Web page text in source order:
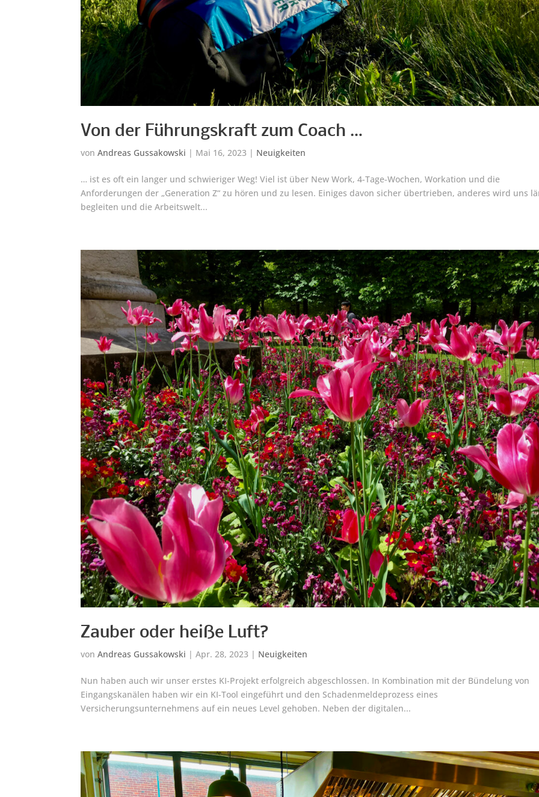
Von der Führungskraft zum Coach …
vonAndreas Gussakowski | Mai 16, 2023 | Neuigkeiten
… ist es oft ein langer und schwieriger Weg! Viel ist über New Work, 4-Tage-Wochen, Workation und die
Anforderungen der „Generation Z“ zu hören und zu lesen. Einiges davon sicher übertrieben, anderes wird uns
begleiten und die Arbeitswelt...
Zauber oder heiße Luft?
vonAndreas Gussakowski |Apr. 28, 2023 | Neuigkeiten
Nun haben auch wir unser erstes KI-Projekt erfolgreich abgeschlossen. In Kombination mit der Bündelung von
Eingangskanälen haben wir ein KI-Tool eingeführt und den Schadenmeldeprozess eines
Versicherungsunternehmens auf ein neues Level gehoben. Neben der digitalen...